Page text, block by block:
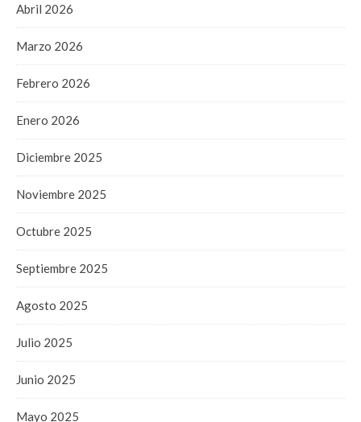
Abril 2026
Marzo 2026
Febrero 2026
Enero 2026
Diciembre 2025
Noviembre 2025
Octubre 2025
Septiembre 2025
Agosto 2025
Julio 2025
Junio 2025
Mayo 2025